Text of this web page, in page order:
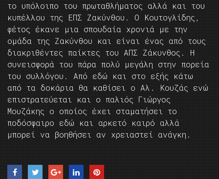
το υπόλοιπο του πρωταθλήματος αλλά και του
κυπέλλου της ΕΠΣ Ζακύνθου. Ο Κουτογλίδης,
φέτος έκανε μια σπουδαία χρονιά με την
ομάδα της Ζακύνθου και είναι ένας από τους
διακριθέντες παίκτες του ΑΠΣ Ζάκυνθος. Η
συνεισφορά του πάρα πολύ μεγάλη στην πορεία
του συλλόγου. Από εδώ και στο εξής κάτω
από τα δοκάρια θα καθίσει ο Αλ. Κουζάς ενώ
επιστρατεύεται και ο παλιός Γιώργος
Μουζάκης ο οποίος έχει σταματήσει το
ποδόσφαιρο εδώ και αρκετό καιρό αλλά
μπορεί να βοηθήσει αν χρειαστεί ανάγκη.